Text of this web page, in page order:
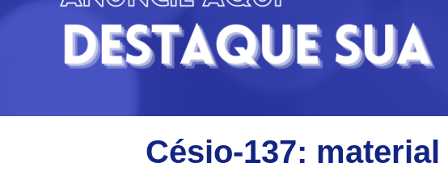
Césio-137: